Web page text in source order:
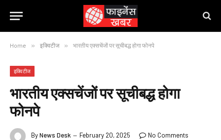
Home » इक्विटीज » भारतीय एक्सचेंजों पर सूचीबद्ध होगा फोनपे
इक्विटीज
भारतीय एक्सचेंजों पर सूचीबद्ध होगा
फोनपे
ByNews Desk February 20, 2025
No Comments